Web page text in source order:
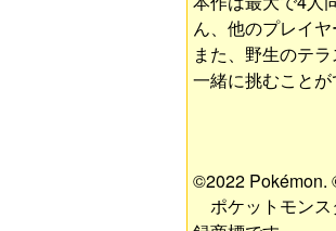
ん、他のプレイ
また、野生のテ
一緒に挑むことが
©2022 Pokémon.
ポケットモンス